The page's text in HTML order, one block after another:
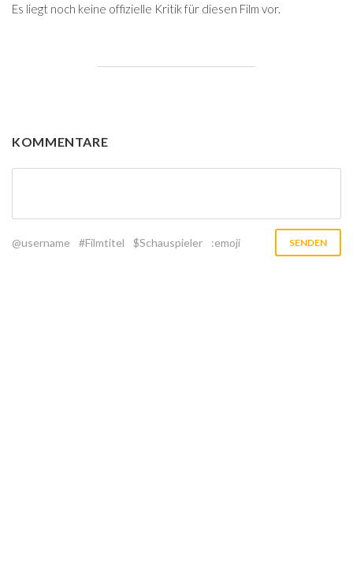
Es liegt noch keine offizielle Kritik für diesen Film vor.
KOMMENTARE
@username #Filmtitel $Schauspieler :emoji